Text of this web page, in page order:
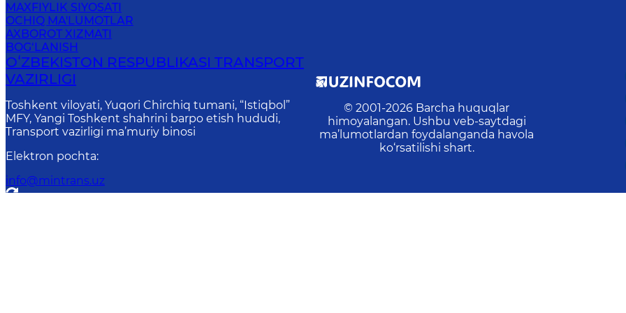
MAXFIYLIK SIYOSATI
OCHIQ MA'LUMOTLAR
AXBOROT XIZMATI
BOG‘LANISH
OʻZBEKISTON RESPUBLIKASI TRANSPORT
VAZIRLIGI
Toshkent viloyati, Yuqori Chirchiq tumani, “Istiqbol”
MFY, Yangi Toshkent shahrini barpo etish hududi,
Transport vazirligi ma’muriy binosi
Elektron pochta:
info@mintrans.uz
© 2001-2026 Barcha huquqlar
himoyalangan. Ushbu veb-saytdagi
ma’lumotlardan foydalanganda havola
ko‘rsatilishi shart.